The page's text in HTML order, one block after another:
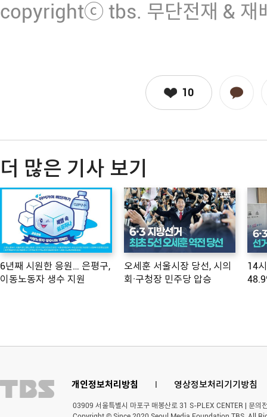
copyrightⓒ tbs. 무단전재 & 재
10
더 많은 기사 보기
6년째 시원한 응원… 은평구,
이동노동자 생수 지원
오세훈 서울시장 당선, 시의
회·구청장 민주당 압승
14
개인정보처리방침 l 영상정보처리기기방침
03909 서울특별시 마포구 매봉산로 31 S-PLEX CENTER | 문